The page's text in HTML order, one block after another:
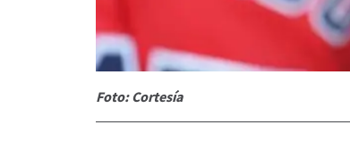
Foto: Cortesía